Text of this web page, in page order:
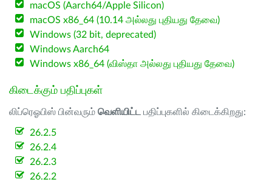
macOS (Aarch64/Apple Silicon)
macOS x86_64 (10.14 அல்லது புதியது தேவை)
Windows (32 bit, deprecated)
Windows Aarch64
Windows x86_64 (விஸ்தா அல்லது புதியது தேவை)
கிடைக்கும் பதிப்புகள்
லிப்ரெஓபிஸ் பின்வரும் வெளியிட்ட பதிப்புகளில் கிடைக்கிறது:
26.2.5
26.2.4
26.2.3
26.2.2